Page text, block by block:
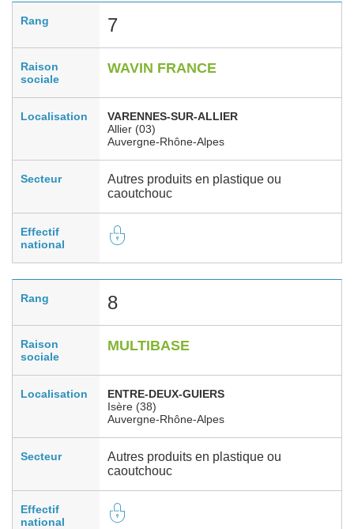
Rang 7
Raison
sociale
WAVIN FRANCE
Localisation
VARENNES-SUR-ALLIER
Allier (03)
Auvergne-Rhône-Alpes
Secteur
Autres produits en plastique ou
caoutchouc
Effectif
national
Rang 8
Raison
sociale
MULTIBASE
Localisation
ENTRE-DEUX-GUIERS
Isère (38)
Auvergne-Rhône-Alpes
Secteur
Autres produits en plastique ou
caoutchouc
Effectif
national